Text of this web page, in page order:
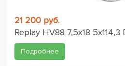
21 200 руб.
Replay HV88 7,5x18 5x114,3
Подробнее